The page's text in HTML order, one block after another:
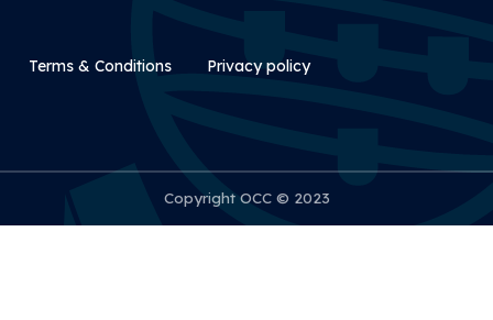
Rodapé Secundário
Terms & Conditions Privacy policy
Copyright OCC © 2023